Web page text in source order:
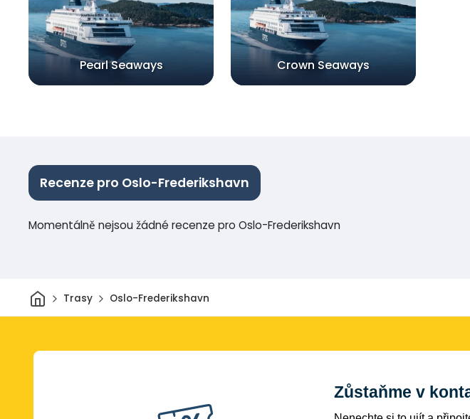
Pearl Seaways Crown Seaways
Recenze pro Oslo-Frederikshavn
Momentálně nejsou žádné recenze pro Oslo-Frederikshavn
Domov
Trasy Oslo-Frederikshavn
Zůstaňme v